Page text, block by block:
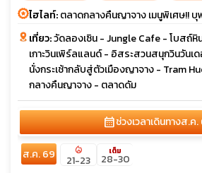
ไฮไลท์:ตลาดกลางคืนญาจาง เมนูพิเศษ!!
เที่ยว:วัดลองเซิน - Jungle Cafe - โบสถ์หิ
เกาะวินเพิร์ลแลนด์ - อิสระสวนสนุกวินวันเ
นั่งกระเช้ากลับสู่ตัวเมืองญาจาง - Tram
กลางคืนญาจาง - ตลาดดัม
calendar_monthช่วงเวลาเดินทางส.ค.
ส.ค. 69 local_fire_department
21-23
เต็ม
28-30